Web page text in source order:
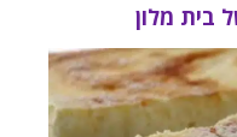
בית מלון